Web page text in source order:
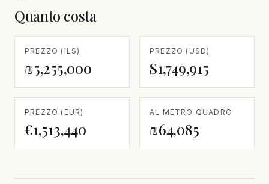
Quanto costa
PREZZO (ILS)
₪5,255,000
PREZZO (USD)
$1,749,915
PREZZO (EUR)
€1,513,440
AL METRO QUADRO
₪64,085